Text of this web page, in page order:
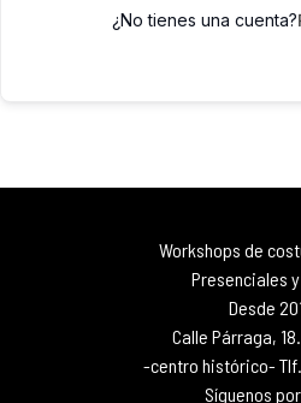
¿No tienes una cuenta?
Workshops de
Presenciales y
Desde
Calle Párraga,
-centro histórico-
Síguenos